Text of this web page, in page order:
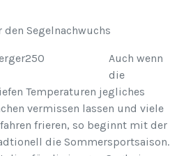
Segelnachwuchs
Auch wenn
die
Temperaturen jegliches
vermissen lassen und viele
frieren, so beginnt mit der
die Sommersportsaison.